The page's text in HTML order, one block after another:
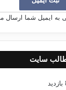
به ایمیل شما ارسال
سایت